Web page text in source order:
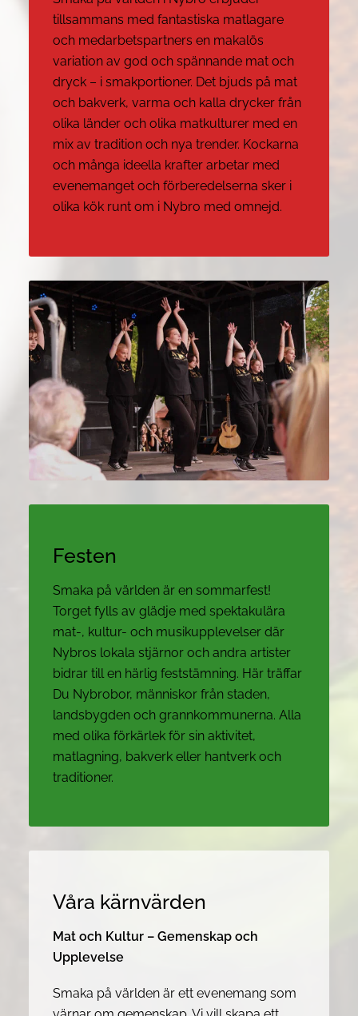
tillsammans med fantastiska matlagare
och medarbetspartners en makalös
variation av god och spännande mat och
dryck – i smakportioner. Det bjuds på mat
och bakverk, varma och kalla drycker från
olika länder och olika matkulturer med en
mix av tradition och nya trender. Kockarna
och många ideella krafter arbetar med
evenemanget och förberedelserna sker i
olika kök runt om i Nybro med omnejd.
Festen
Smaka på världen är en sommarfest!
Torget fylls av glädje med spektakulära
mat-, kultur- och musikupplevelser där
Nybros lokala stjärnor och andra artister
bidrar till en härlig feststämning. Här träffar
Du Nybrobor, människor från staden,
landsbygden och grannkommunerna. Alla
med olika förkärlek för sin aktivitet,
matlagning, bakverk eller hantverk och
traditioner.
Våra kärnvärden
Mat och Kultur – Gemenskap och
Upplevelse
Smaka på världen är ett evenemang som